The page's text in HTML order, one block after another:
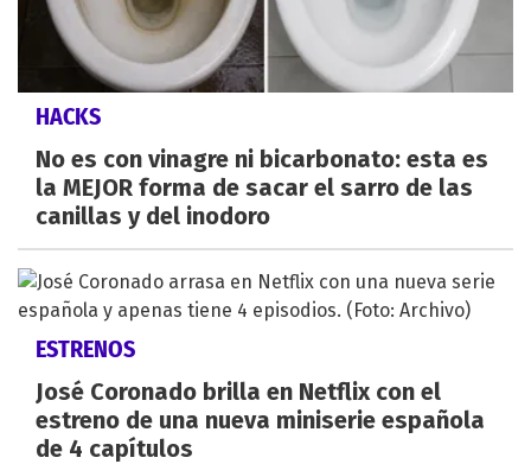
HACKS
No es con vinagre ni bicarbonato: esta es
la MEJOR forma de sacar el sarro de las
canillas y del inodoro
ESTRENOS
José Coronado brilla en Netflix con el
estreno de una nueva miniserie española
de 4 capítulos